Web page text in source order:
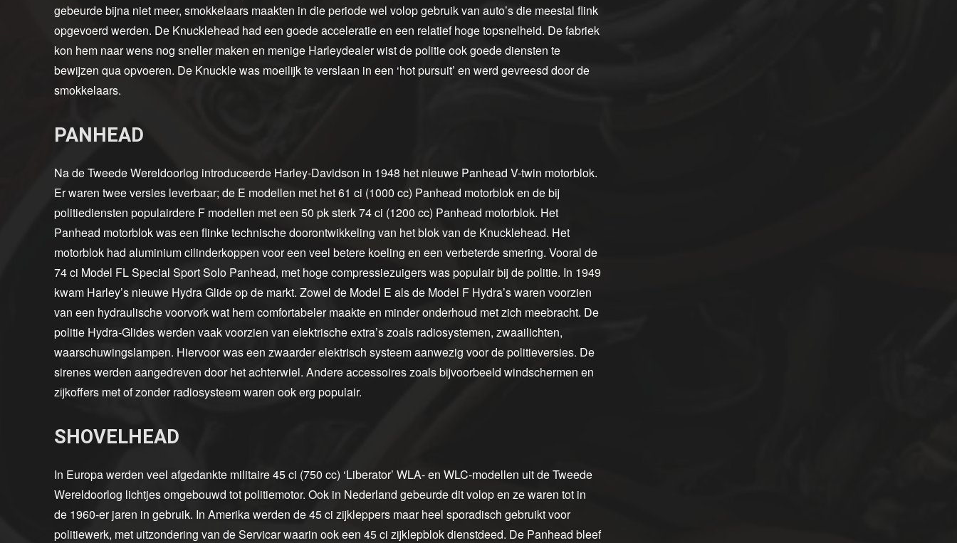
gebeurde bijna niet meer, smokkelaars maakten in die periode wel volop gebruik van auto’s die meestal flink
opgevoerd werden. De Knucklehead had een goede acceleratie en een relatief hoge topsnelheid. De fabriek
kon hem naar wens nog sneller maken en menige Harleydealer wist de politie ook goede diensten te
bewijzen qua opvoeren. De Knuckle was moeilijk te verslaan in een ‘hot pursuit’ en werd gevreesd door de
smokkelaars.
PANHEAD
Na de Tweede Wereldoorlog introduceerde Harley‑Davidson in 1948 het nieuwe Panhead V-twin motorblok.
Er waren twee versies leverbaar; de E modellen met het 61 ci (1000 cc) Panhead motorblok en de bij
politiediensten populairdere F modellen met een 50 pk sterk 74 ci (1200 cc) Panhead motorblok. Het
Panhead motorblok was een flinke technische doorontwikkeling van het blok van de Knucklehead. Het
motorblok had aluminium cilinderkoppen voor een veel betere koeling en een verbeterde smering. Vooral de
74 ci Model FL Special Sport Solo Panhead, met hoge compressiezuigers was populair bij de politie. In 1949
kwam Harley’s nieuwe Hydra Glide op de markt. Zowel de Model E als de Model F Hydra’s waren voorzien
van een hydraulische voorvork wat hem comfortabeler maakte en minder onderhoud met zich meebracht. De
politie Hydra-Glides werden vaak voorzien van elektrische extra’s zoals radiosystemen, zwaailichten,
waarschuwingslampen. Hiervoor was een zwaarder elektrisch systeem aanwezig voor de politieversies. De
sirenes werden aangedreven door het achterwiel. Andere accessoires zoals bijvoorbeeld windschermen en
zijkoffers met of zonder radiosysteem waren ook erg populair.
SHOVELHEAD
In Europa werden veel afgedankte militaire 45 ci (750 cc) ‘Liberator’ WLA- en WLC-modellen uit de Tweede
Wereldoorlog lichtjes omgebouwd tot politiemotor. Ook in Nederland gebeurde dit volop en ze waren tot in
de 1960-er jaren in gebruik. In Amerika werden de 45 ci zijkleppers maar heel sporadisch gebruikt voor
politiewerk, met uitzondering van de Servicar waarin ook een 45 ci zijklepblok dienstdeed. De Panhead bleef